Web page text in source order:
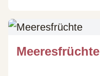
Meeresfrüchte